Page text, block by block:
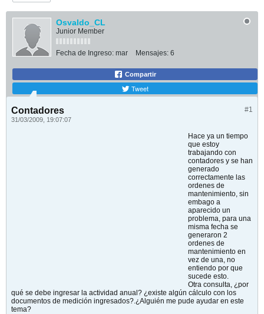
Osvaldo_CL
Junior Member
Fecha de Ingreso: mar Mensajes: 6
Compartir
Tweet
#1
Contadores
31/03/2009, 19:07:07
Hace ya un tiempo
que estoy
trabajando con
contadores y se han
generado
correctamente las
ordenes de
mantenimiento, sin
embago a
aparecido un
problema, para una
misma fecha se
generaron 2
ordenes de
mantenimiento en
vez de una, no
entiendo por que
sucede esto.
Otra consulta, ¿por
qué se debe ingresar la actividad anual? ¿existe algún cálculo con los
documentos de medición ingresados?.¿Alguién me pude ayudar en este
tema?